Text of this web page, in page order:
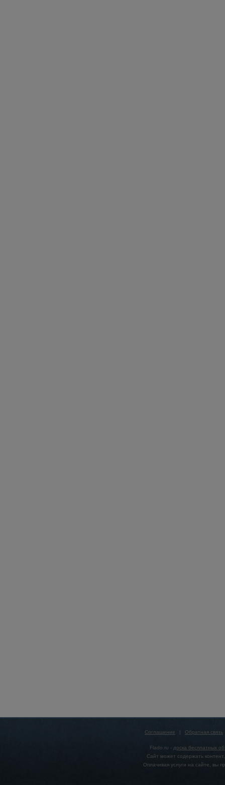
Соглашение | Обратная связь
Flado.ru - доска бесплатных
Сайт может содержать
Оплачивая услуги на сайте, вы